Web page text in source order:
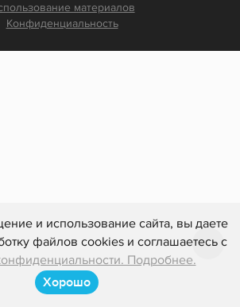
и использование сайта, вы даете
файлов cookies и соглашаетесь с
Подробнее.
Хорошо
материалов
Конфиденциальность